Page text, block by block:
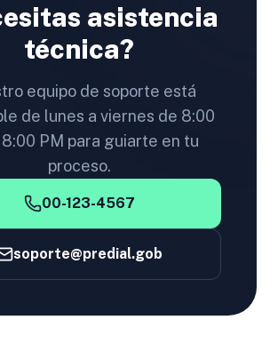
asistencia
técnica?
equipo de soporte está
de lunes a viernes de 8:00
PM para guiarte en tu
proceso.
00-123-4567
soporte@predial.gob